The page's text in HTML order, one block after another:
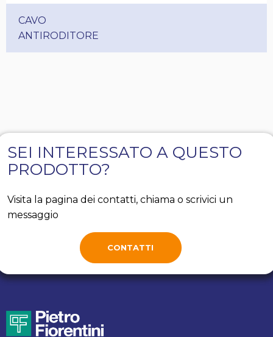
CAVO
ANTIRODITORE
SEI INTERESSATO A QUESTO
PRODOTTO?
Visita la pagina dei contatti, chiama o scrivici un
messaggio
CONTATTI